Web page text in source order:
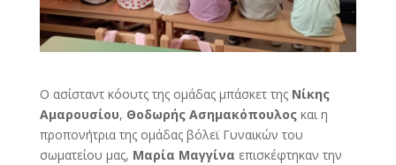
Ο ασίσταντ κόουτς της ομάδας μπάσκετ της Νίκης
Αμαρουσίου, Θοδωρής Ασημακόπουλοςκαι η
προπονήτρια της ομάδας βόλεϊ Γυναικών του
σωματείου μας, Μαρία Μαγγίνα επισκέφτηκαν την